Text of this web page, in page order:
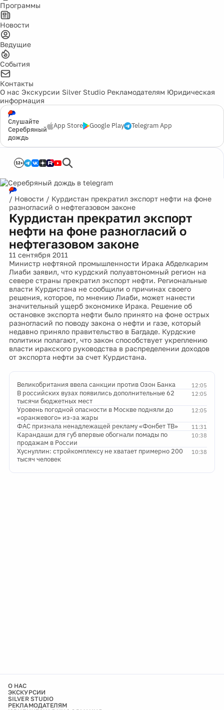
Программы
Новости
Ведущие
События
Контакты
О нас Экскурсии Silver Studio Рекламодателям Юридическая
информация
Слушайте
Серебряный
дождь
App Store Google Play Telegram App
12+
/ Новости / Курдистан прекратил экспорт нефти на фоне
разногласий о нефтегазовом законе
Курдистан прекратил экспорт
нефти на фоне разногласий о
нефтегазовом законе
11 сентября 2011
Министр нефтяной промышленности Ирака Абделкарим
Лиаби заявил, что курдский полуавтономный регион на
севере страны прекратил экспорт нефти. Региональные
власти Курдистана не сообщили о причинах своего
решения, которое, по мнению Лиаби, может нанести
значительный ущерб экономике Ирака. Решение об
остановке экспорта нефти было принято на фоне острых
разногласий по поводу закона о нефти и газе, который
недавно приняло правительство в Багдаде. Курдские
политики полагают, что закон способствует укреплению
власти иракского руководства в распределении доходов
от экспорта нефти за счет Курдистана.
12:05
Великобритания ввела санкции против Озон Банка
12:05
В российских вузах появились дополнительные 62
тысячи бюджетных мест
12:05
Уровень погодной опасности в Москве подняли до
«оранжевого» из-за жары
11:31
ФАС признала ненадлежащей рекламу «Фонбет ТВ»
10:38
Карандаши для губ впервые обогнали помады по
продажам в России
10:38
Хуснуллин: стройкомплексу не хватает примерно 200
тысяч человек
О НАС
ЭКСКУРСИИ
SILVER STUDIO
РЕКЛАМОДАТЕЛЯМ